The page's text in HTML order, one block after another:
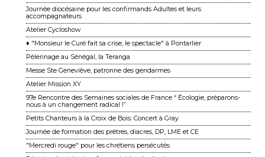
Journée diocésaine pour les confirmands Adultes et leurs
accompagnateurs
Atelier Cycloshow
♦ "Monsieur le Curé fait sa crise, le spectacle" à Pontarlier
Pèlerinage au Sénégal, la Teranga
Messe Ste Geneviève, patronne des gendarmes
Atelier Mission XY
97e Rencontre des Semaines sociales de France “ Écologie, préparons-
nous à un changement ra dical !”
Petits Chanteurs à la Croix de Bois: Concert à Gray
Journée de formation des prêtres, diacres, DP, LME et CE
"Mercredi rouge" pour les chrétiens persécutés